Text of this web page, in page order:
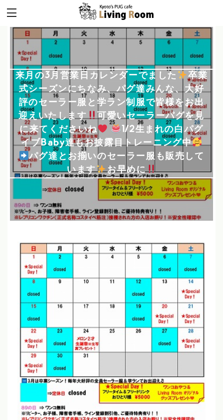
来月の3月営業日カレンダーでました ️卒業
式シーズンにちなみ、パグ達みんな、大好
評のセーラー服と学ラン制服で皆様をお出
迎えいたします
可愛いセーラーパグを見
に来てくださいね
1/2生まれの白パグ
イブBaby達もお披露目トレーニング中
パグ達とお揃いのセーラー服も販売して
います
️お早めに